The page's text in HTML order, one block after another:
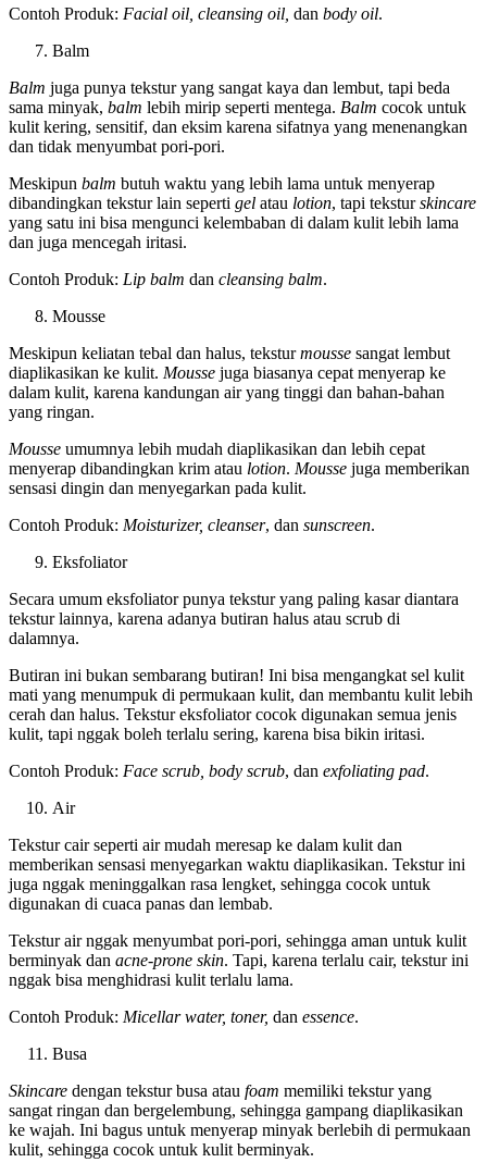
Contoh Produk: Facial oil, cleansing oil, dan body oil.
Balm
Balm juga punya tekstur yang sangat kaya dan lembut, tapi beda
sama minyak, balm lebih mirip seperti mentega. Balm cocok untuk
kulit kering, sensitif, dan eksim karena sifatnya yang menenangkan
dan tidak menyumbat pori-pori.
Meskipun balm butuh waktu yang lebih lama untuk menyerap
dibandingkan tekstur lain seperti gel atau lotion, tapi teksturskincare
yang satu ini bisa mengunci kelembaban di dalam kulit lebih lama
dan juga mencegah iritasi.
Contoh Produk: Lip balm dan cleansing balm.
Mousse
Meskipun keliatan tebal dan halus, teksturmousse sangat lembut
diaplikasikan ke kulit. Mousse juga biasanya cepat menyerap ke
dalam kulit, karena kandungan air yang tinggi dan bahan-bahan
yang ringan.
Mousse umumnya lebih mudah diaplikasikan dan lebih cepat
menyerap dibandingkan krim atau lotion. Mousse juga memberikan
sensasi dingin dan menyegarkan pada kulit.
Contoh Produk: Moisturizer, cleanser, dan sunscreen.
Eksfoliator
Secara umum eksfoliator punya tekstur yang paling kasar diantara
tekstur lainnya, karena adanya butiran halus atau scrub di
dalamnya.
Butiran ini bukan sembarang butiran! Ini bisa mengangkat sel kulit
mati yang menumpuk di permukaan kulit, dan membantu kulit lebih
cerah dan halus. Tekstur eksfoliator cocok digunakan semua jenis
kulit, tapi nggak boleh terlalu sering, karena bisa bikin iritasi.
Contoh Produk: Face scrub, body scrub, dan exfoliating pad.
Air
Tekstur cair seperti air mudah meresap ke dalam kulit dan
memberikan sensasi menyegarkan waktu diaplikasikan. Tekstur ini
juga nggak meninggalkan rasa lengket, sehingga cocok untuk
digunakan di cuaca panas dan lembab.
Tekstur air nggak menyumbat pori-pori, sehingga aman untuk kulit
berminyak dan acne-prone skin. Tapi, karena terlalu cair, tekstur ini
nggak bisa menghidrasi kulit terlalu lama.
Contoh Produk: Micellar water, toner, dan essence.
Busa
Skincare dengan tekstur busa atau foam memiliki tekstur yang
sangat ringan dan bergelembung, sehingga gampang diaplikasikan
ke wajah. Ini bagus untuk menyerap minyak berlebih di permukaan
kulit, sehingga cocok untuk kulit berminyak.